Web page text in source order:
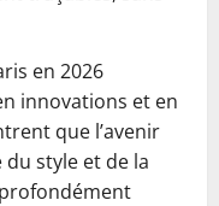
en 2026
innovations et en
que l’avenir
du style et de la